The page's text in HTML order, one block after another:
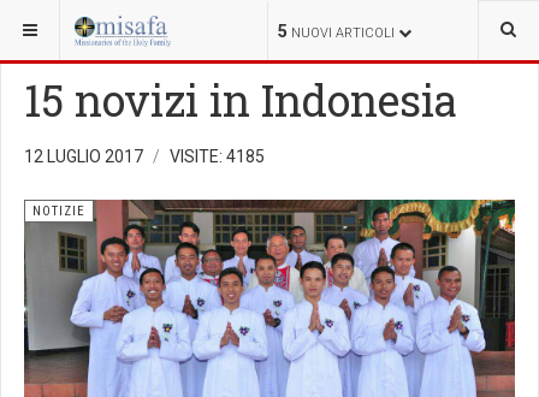
5 NUOVI ARTICOLI
SEI QUI:
15 novizi in Indonesia
12 LUGLIO 2017 VISITE: 4185
NOTIZIE